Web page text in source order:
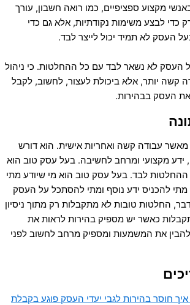
מקצוע ספציפיים, כמו רואה חשבון, עורך
כדי לבצע משימות נקודתיות, אלא גם כדי
העסק לא תמיד יכול לייצר לבד.
לא נשאר לבד עם כל ההחלטות. כי ניהול
קשה יותר, אלא ביכולת לעצור, לחשוב, לקבל
העסק בבהירות.
מאשר עבודה קשה ואחריות אישית. הוא דורש
ידע מקצועי ומרחב לחשיבה. בעל עסק טוב הוא
לבד. בעל עסק טוב הוא מי שיודע מתי
מתי להכניס ידע נוסף ומתי להסתכל על העסק
החלטות טובות לא מתקבלות רק מתוך ניסיון
כאשר יש מספיק בהירות לראות את
את המשמעות ומספיק מרחב לחשוב לפני
איך חוסר בהירות לגבי יעדי העסק פוגע בקבלת